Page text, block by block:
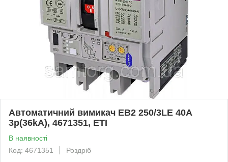
Автоматичний вимикач EB2 250/3LE 40A
3p(36kA), 4671351, ETI
В наявності
Код: 4671351
Роздріб